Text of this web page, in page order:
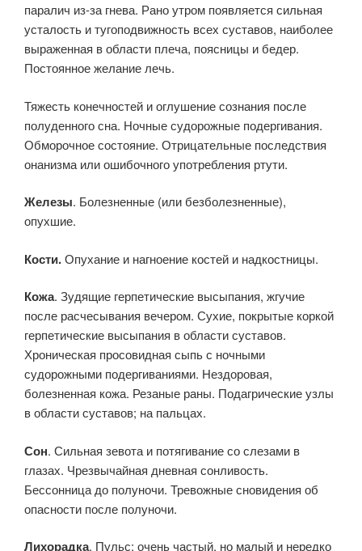
паралич из-за гнева. Рано утром появляется сильная
усталость и тугоподвижность всех суставов, наиболее
выраженная в области плеча, поясницы и бедер.
Постоянное желание лечь.
Тяжесть конечностей и оглушение сознания после
полуденного сна. Ночные судорожные подергивания.
Обморочное состояние. Отрицательные последствия
онанизма или ошибочного употребления ртути.
Железы. Болезненные (или безболезненные),
опухшие.
Кости.Опухание и нагноение костей и надкостницы.
Кожа. Зудящие герпетические высыпания, жгучие
после расчесывания вечером. Сухие, покрытые коркой
герпетические высыпания в области суставов.
Хроническая просовидная сыпь с ночными
судорожными подергиваниями. Нездоровая,
болезненная кожа. Резаные раны. Подагрические узлы
в области суставов; на пальцах.
Сон. Сильная зевота и потягивание со слезами в
глазах. Чрезвычайная дневная сонливость.
Бессонница до полуночи. Тревожные сновидения об
опасности после полуночи.
Лихорадка. Пульс: очень частый, но малый и нередко